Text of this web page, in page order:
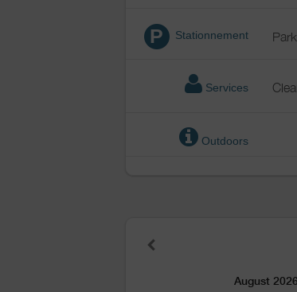
P Stationnement
Services
Outdoors
August 2026